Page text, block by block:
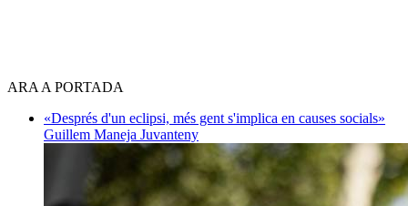
ARA A PORTADA
«Després d'un eclipsi, més gent s'implica en causes socials»
Guillem Maneja Juvanteny